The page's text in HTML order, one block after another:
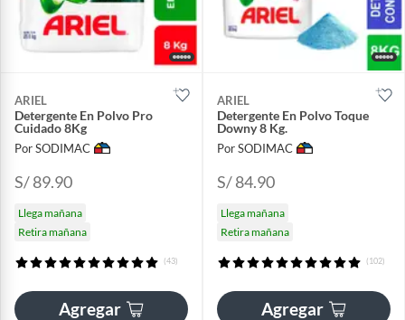
ARIEL
Detergente En Polvo Pro
Cuidado 8Kg
Por SODIMAC
S/ 89.90
Llega mañana
Retira mañana
(43)
Agregar
ARIEL
Detergente En Polvo Toque
Downy 8 Kg.
Por SODIMAC
S/ 84.90
Llega mañana
Retira mañana
(102)
Agregar